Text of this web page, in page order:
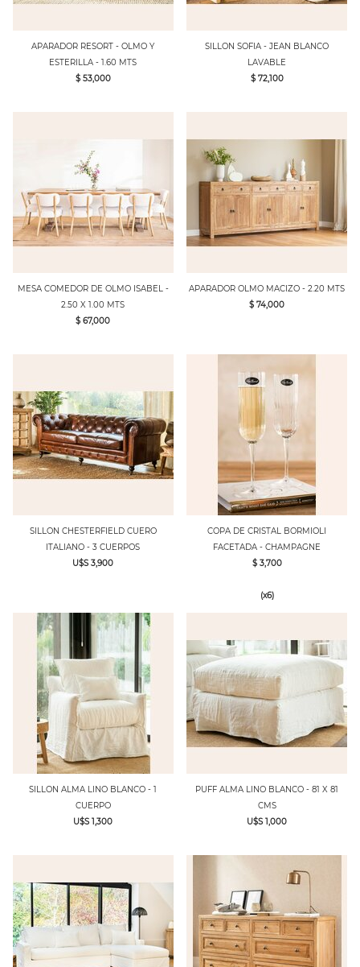
APARADOR RESORT - OLMO Y
ESTERILLA - 1.60 MTS
$ 53,000
SILLON SOFIA - JEAN BLANCO
LAVABLE
$ 72,100
MESA COMEDOR DE OLMO ISABEL -
2.50 X 1.00 MTS
$ 67,000
APARADOR OLMO MACIZO - 2.20 MTS
$ 74,000
SILLON CHESTERFIELD CUERO
ITALIANO - 3 CUERPOS
U$S 3,900
COPA DE CRISTAL BORMIOLI
FACETADA - CHAMPAGNE
$ 3,700
(x6)
SILLON ALMA LINO BLANCO - 1
CUERPO
U$S 1,300
PUFF ALMA LINO BLANCO - 81 X 81
CMS
U$S 1,000